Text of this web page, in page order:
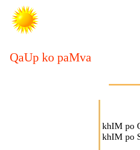
QaUp ko paMva
khIM po
khIM po